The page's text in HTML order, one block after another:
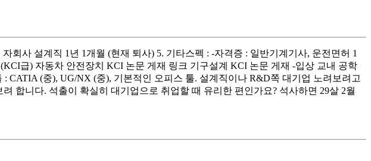
회사 설계직 1년 1개월 (현재 퇴사) 5. 기타스펙 : -자격증 : 일반기계기사, 운전면허 1
급) 자동차 안전장치 KCI 논문 게재 링크 기구설계 KCI 논문 게재 -입상 교내 공학
(중), UG/NX (중), 기본적인 오피스 툴. 설계직이나 R&D쪽 대기업 노려보려고
합니다. 석출이 확실히 대기업으로 취업할 때 유리한 편인가요? 석사하면 29살 2월